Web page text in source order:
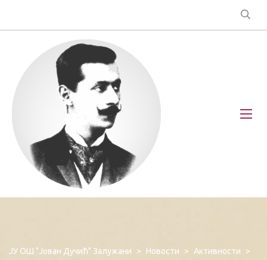
ЈУ ОШ "Јован Дучић" Залужани > Новости > Активности
>